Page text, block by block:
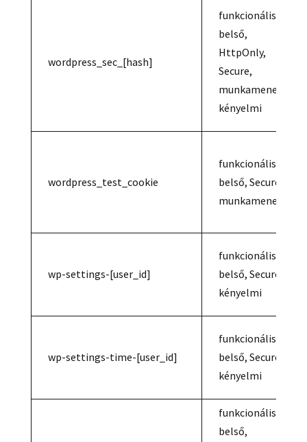
wordpress_sec_[hash]
funkcionális,
belső,
HttpOnly,
Secure,
munkamenet/
kényelmi
wordpress_test_cookie
funkcionális,
belső, Secure,
munkamenet
wp-settings-[user_id]
funkcionális,
belső, Secure,
kényelmi
wp-settings-time-[user_id]
funkcionális,
belső, Secure,
kényelmi
funkcionális,
belső,